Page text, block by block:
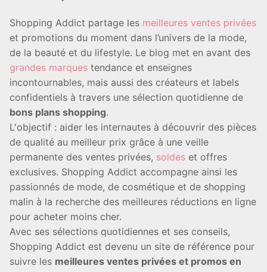
Shopping Addict partage les meilleures ventes privées
et promotions du moment dans l’univers de la mode,
de la beauté et du lifestyle. Le blog met en avant des
grandes marques tendance et enseignes
incontournables, mais aussi des créateurs et labels
confidentiels à travers une sélection quotidienne de
bons plans shopping.
L'objectif : aider les internautes à découvrir des pièces
de qualité au meilleur prix grâce à une veille
permanente des ventes privées, soldes et offres
exclusives. Shopping Addict accompagne ainsi les
passionnés de mode, de cosmétique et de shopping
malin à la recherche des meilleures réductions en ligne
pour acheter moins cher.
Avec ses sélections quotidiennes et ses conseils,
Shopping Addict est devenu un site de référence pour
suivre les meilleures ventes privées et promos en